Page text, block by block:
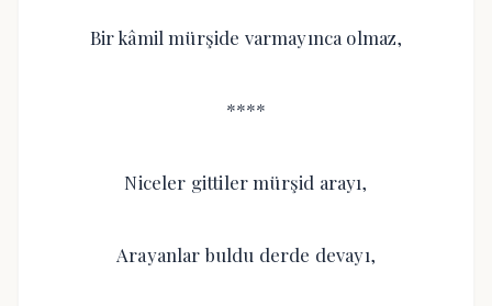
Bir kâmil mürşide varmayınca olmaz,
****
Niceler gittiler mürşid arayı,
Arayanlar buldu derde devayı,